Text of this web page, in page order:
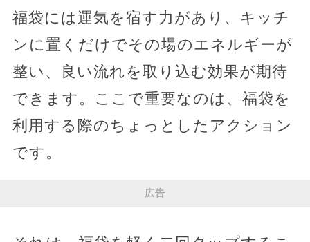
福袋には運気を宿す力があり、キッチ
ンに置くだけでその場のエネルギーが
整い、良い流れを取り込む効果が期待
できます。ここで重要なのは、福袋を
利用する際のちょっとしたアクション
です。
広告